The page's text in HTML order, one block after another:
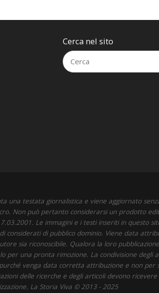
Cerca nel sito
una testata giornalistica e viene aggiornato
Non può pertanto considerarsi un prodotto
Le immagini e i testi inseriti in questo
considerati di pubblico dominio. Viene data
sia riconoscibile. Qualora la loro
per una pronta rimozione. La condivisione degli
venga data corretta attribuzione e non per
delle ricerche e degli articoli devono
La Storia Viva © 2013 - 2025